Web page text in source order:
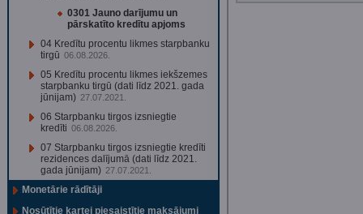
0301 Jauno darījumu un
pārskatīto kredītu apjoms
04 Kredītu procentu likmes starpbanku
tirgū 06.08.2026.
05 Kredītu procentu likmes iekšzemes
starpbanku tirgū (dati līdz 2021. gada
jūnijam) 27.07.2021.
06 Starpbanku tirgos izsniegtie
kredīti 06.08.2026.
07 Starpbanku tirgos izsniegtie kredīti
rezidences dalījumā (dati līdz 2021.
gada jūnijam) 27.07.2021.
Monetārie rādītāji
Nosūtītie kartei piesaistītie maksājumi